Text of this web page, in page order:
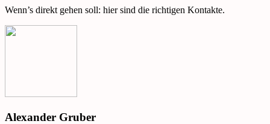
Wenn’s direkt gehen soll: hier sind die richtigen Kontakte.
Alexander Gruber